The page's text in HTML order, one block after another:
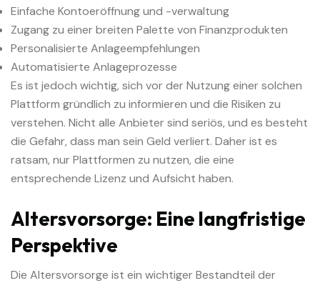
Einfache Kontoeröffnung und -verwaltung
Zugang zu einer breiten Palette von Finanzprodukten
Personalisierte Anlageempfehlungen
Automatisierte Anlageprozesse
Es ist jedoch wichtig, sich vor der Nutzung einer solchen
Plattform gründlich zu informieren und die Risiken zu
verstehen. Nicht alle Anbieter sind seriös, und es besteht
die Gefahr, dass man sein Geld verliert. Daher ist es
ratsam, nur Plattformen zu nutzen, die eine
entsprechende Lizenz und Aufsicht haben.
Altersvorsorge: Eine langfristige
Perspektive
Die Altersvorsorge ist ein wichtiger Bestandteil der